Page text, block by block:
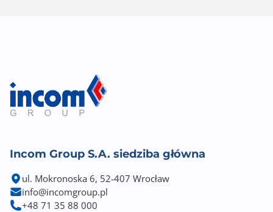
Incom Group S.A. siedziba główna
ul. Mokronoska 6, 52-407 Wrocław
info@incomgroup.pl
+48 71 35 88 000